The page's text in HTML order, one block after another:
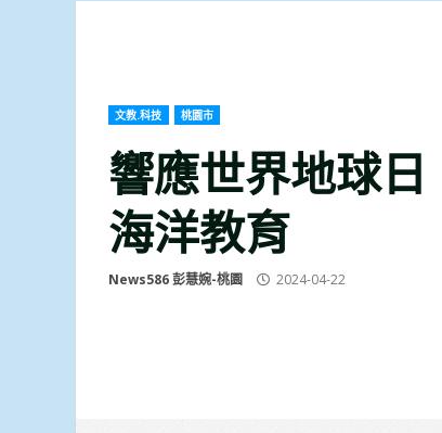
文教.科技 桃園市
響應世界地球
海洋教育
News586 彭慧婉-桃園 2024-04-22